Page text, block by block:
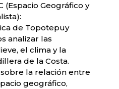
(Espacio Geográfico y
de Topotepuy
analizar las
el clima y la
de la Costa.
la relación entre
geográfico,